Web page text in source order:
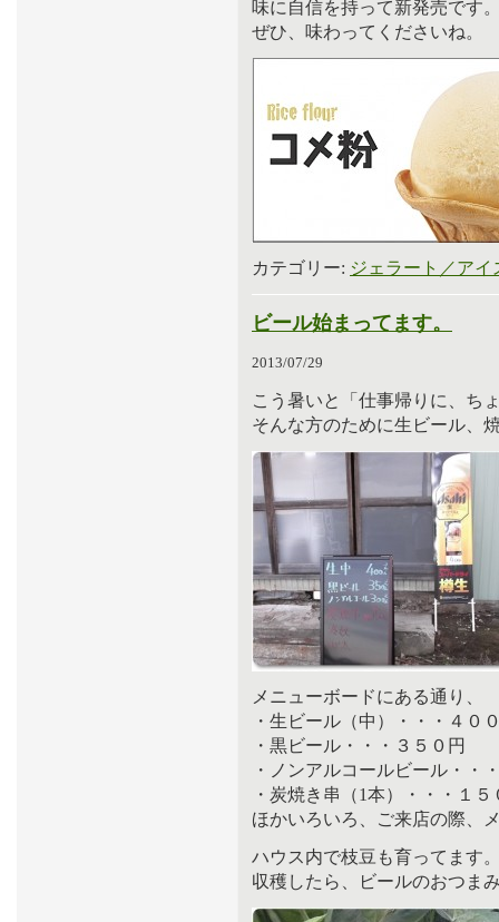
味に自信を持って新発売です
ぜひ、味わってくださいね。
カテゴリー: ジェラート／アイ
ビール始まってます。
2013/07/29
こう暑いと「仕事帰りに、ち
そんな方のために生ビール、
メニューボードにある通り、
・生ビール（中）・・・４０
・黒ビール・・・３５０円
・ノンアルコールビール・・
・炭焼き串（1本）・・・１５
ほかいろいろ、ご来店の際、
ハウス内で枝豆も育ってます
収穫したら、ビールのおつま